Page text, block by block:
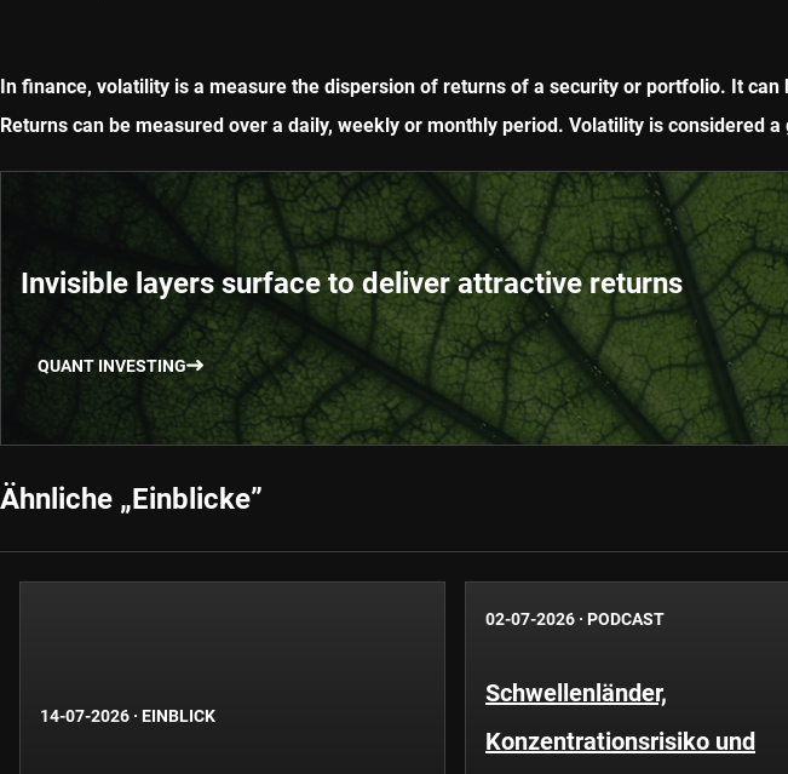
In finance, volatility is a measure the dispersion of returns of a security or portfolio. It
Returns can be measured over a daily, weekly or monthly period. Volatility is considered
Invisible layers surface to deliver attractive returns
QUANT INVESTING
Ähnliche „Einblicke”
14-07-2026 · EINBLICK
02-07-2026 · PODCAST
Schwellenländer,
Konzentrationsrisiko und